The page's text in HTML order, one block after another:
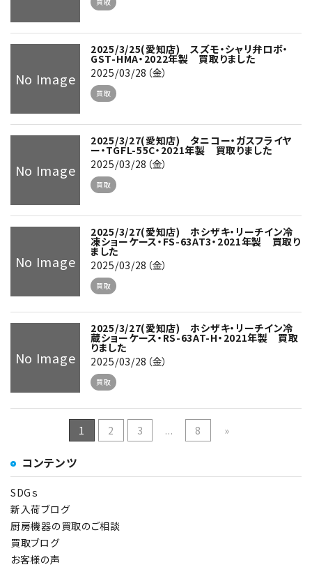
No Image
2025/3/25(愛知店) スズモ・シャリ弁ロボ・
GST-HMA・2022年製 買取りました
2025/03/28（金）
買取
No Image
2025/3/27(愛知店) タニコー・ガスフライヤ
ー・TGFL-55C・2021年製 買取りました
2025/03/28（金）
買取
No Image
2025/3/27(愛知店) ホシザキ・リーチイン冷
凍ショーケース・FS-63AT3・2021年製 買取り
ました
2025/03/28（金）
買取
No Image
2025/3/27(愛知店) ホシザキ・リーチイン冷
蔵ショーケース・RS-63AT-H・2021年製 買取
りました
2025/03/28（金）
買取
1 2 3 ... 8 »
コンテンツ
SDGｓ
新入荷ブログ
厨房機器の買取のご相談
買取ブログ
お客様の声